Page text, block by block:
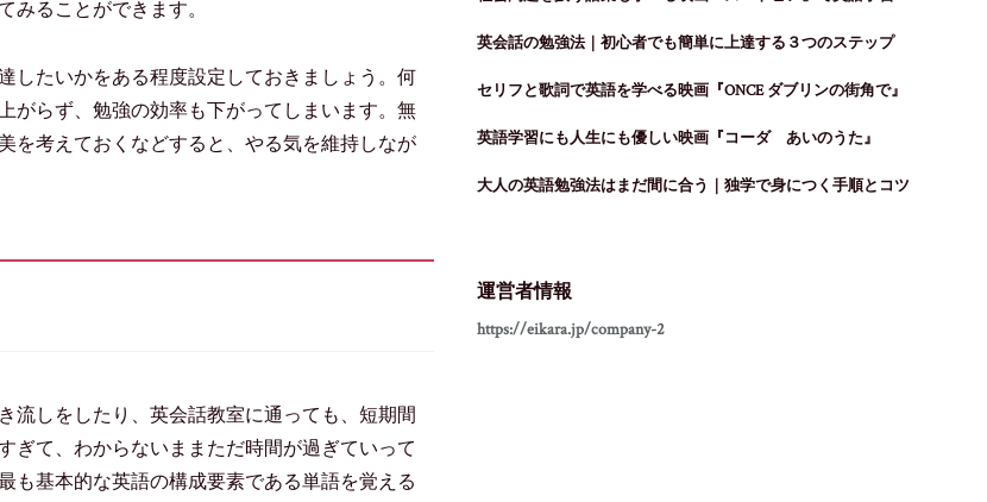
みることができます。
したいかをある程度設定しておきましょう。何
がらず、勉強の効率も下がってしまいます。無
を考えておくなどすると、やる気を維持しなが
流しをしたり、英会話教室に通っても、短期間
ぎて、わからないままただ時間が過ぎていって
も基本的な英語の構成要素である単語を覚える
英会話の勉強法｜初心者でも簡単に上達する３つのステップ
セリフと歌詞で英語を学べる映画『ONCE ダブリンの街角で』
英語学習にも人生にも優しい映画『コーダ あいのうた』
大人の英語勉強法はまだ間に合う｜独学で身につく手順とコツ
運営者情報
https://eikara.jp/company-2